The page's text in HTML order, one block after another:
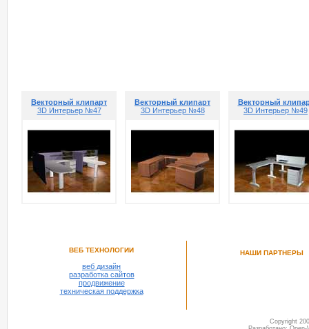
Векторный клипарт
3D Интерьер №47
Векторный клипарт
3D Интерьер №48
Векторный
3D Интерьер №49
ВЕБ ТЕХНОЛОГИИ
веб дизайн
разработка сайтов
продвижение
техническая поддержка
НАШИ ПАРТНЕРЫ
Copyright